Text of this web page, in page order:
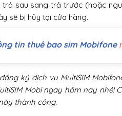
trả sau sang trả trước (hoặc
sẽ bị hủy tại cửa hàng.
tin thuê bao sim Mobifone
ký dịch vụ MultiSIM
Mobi ngay hôm nay nhé!
thành công.